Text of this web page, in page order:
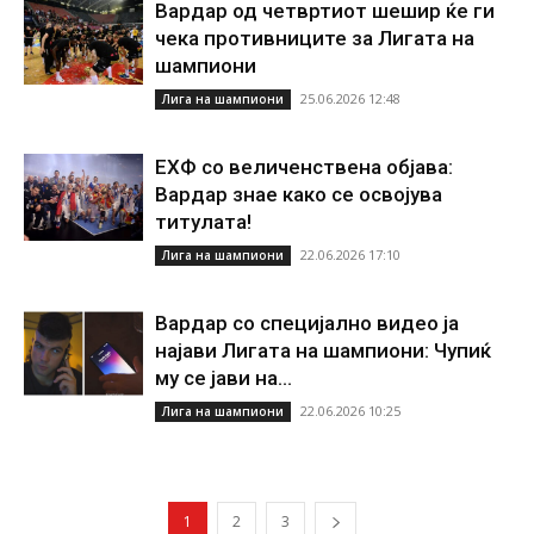
Вардар од четвртиот шешир ќе ги
чека противниците за Лигата на
шампиони
Лига на шампиони 25.06.2026 12:48
ЕХФ со величенствена објава:
Вардар знае како се освојува
титулата!
Лига на шампиони 22.06.2026 17:10
Вардар со специјално видео ја
најави Лигата на шампиони: Чупиќ
му се јави на...
Лига на шампиони 22.06.2026 10:25
1 2 3